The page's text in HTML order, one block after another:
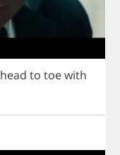
head to toewith